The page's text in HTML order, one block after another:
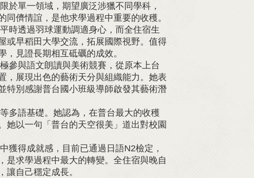
單一領域，期望廣泛涉獵不同學科，
儕情誼，是他求學過程中重要的收穫。
透過羽球運動調適身心，而全住宿生
或早稻田大學交流，拓展國際視野。值得
見證長期相互砥礪的成效。
與語文朗讀與美術競賽，從原本上台
，展現出色的藝術天分與組織能力。她表
特別感謝普台國小班級導師啟發其藝術潛
語基礎。她認為，在普台最大的收穫
她以一句「普台的天空很美」道出對校園
得成就感，目前已通過日語N2檢定，
是求學過程中最大的轉變。全住宿與晚自
自己穩定成長。